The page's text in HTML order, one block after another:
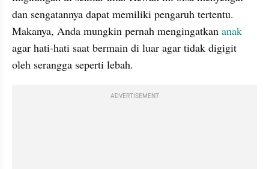
dan sengatannya dapat memiliki pengaruh tertentu.
Makanya, Anda mungkin pernah mengingatkan
agar hati-hati saat bermain di luar agar tidak digigit
oleh serangga seperti lebah.
ADVERTISEMENT